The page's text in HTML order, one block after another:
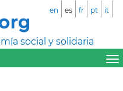
social y solidaria
en es fr pt it